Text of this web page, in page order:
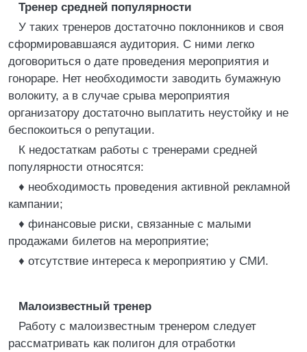
Тренер средней популярности
У таких тренеров достаточно поклонников и своя
сформировавшаяся аудитория. С ними легко
договориться о дате проведения мероприятия и
гонораре. Нет необходимости заводить бумажную
волокиту, а в случае срыва мероприятия
организатору достаточно выплатить неустойку и не
беспокоиться о репутации.
К недостаткам работы с тренерами средней
популярности относятся:
♦ необходимость проведения активной рекламной
кампании;
♦ финансовые риски, связанные с малыми
продажами билетов на мероприятие;
♦ отсутствие интереса к мероприятию у СМИ.
Малоизвестный тренер
Работу с малоизвестным тренером следует
рассматривать как полигон для отработки